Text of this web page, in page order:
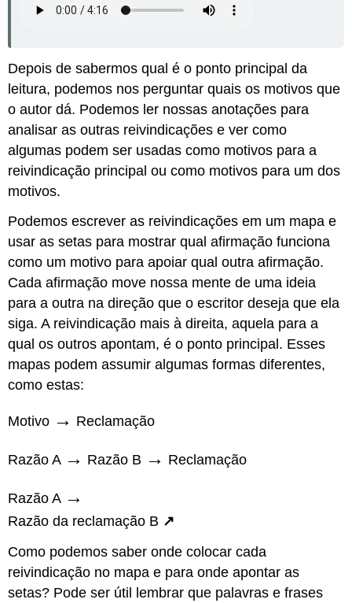
Depois de sabermos qual é o ponto principal da
leitura, podemos nos perguntar quais os motivos que
o autor dá. Podemos ler nossas anotações para
analisar as outras reivindicações e ver como
algumas podem ser usadas como motivos para a
reivindicação principal ou como motivos para um dos
motivos.
Podemos escrever as reivindicações em um mapa e
usar as setas para mostrar qual afirmação funciona
como um motivo para apoiar qual outra afirmação.
Cada afirmação move nossa mente de uma ideia
para a outra na direção que o escritor deseja que ela
siga. A reivindicação mais à direita, aquela para a
qual os outros apontam, é o ponto principal. Esses
mapas podem assumir algumas formas diferentes,
como estas:
Motivo → Reclamação
Razão A → Razão B → Reclamação
Razão A →
Razão da reclamação B ↗
Como podemos saber onde colocar cada
reivindicação no mapa e para onde apontar as
setas? Pode ser útil lembrar que palavras e frases